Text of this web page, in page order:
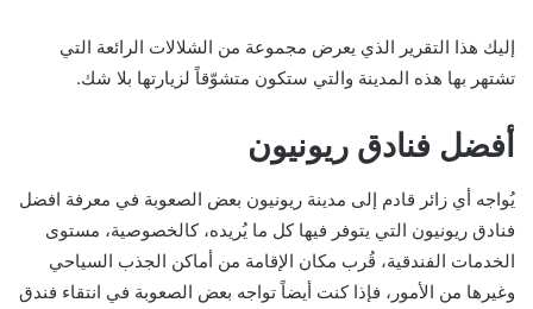
إليك هذا التقرير الذي يعرض مجموعة من الشلالات الرائعة التي
تشتهر بها هذه المدينة والتي ستكون متشوّقاً لزيارتها بلا شك.
أفضل فنادق ريونيون
يُواجه أي زائر قادم إلى مدينة ريونيون بعض الصعوبة في معرفة افضل
فنادق ريونيون التي يتوفر فيها كل ما يُريده، كالخصوصية، مستوى
الخدمات الفندقية، قُرب مكان الإقامة من أماكن الجذب السياحي
وغيرها من الأمور، فإذا كنت أيضاً تواجه بعض الصعوبة في انتقاء فندق